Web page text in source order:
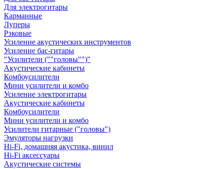
Для электрогитары
Карманные
Луперы
Рэковые
Усиление акустических инструментов
Усиление бас-гитары
"Усилители (""головы"")"
Акустические кабинеты
Комбоусилители
Мини усилители и комбо
Усиление электрогитары
Акустические кабинеты
Комбоусилители
Мини усилители и комбо
Усилители гитарные ("головы")
Эмуляторы нагрузки
Hi-Fi, домашняя акустика, винил
Hi-Fi аксессуары
Акустические системы